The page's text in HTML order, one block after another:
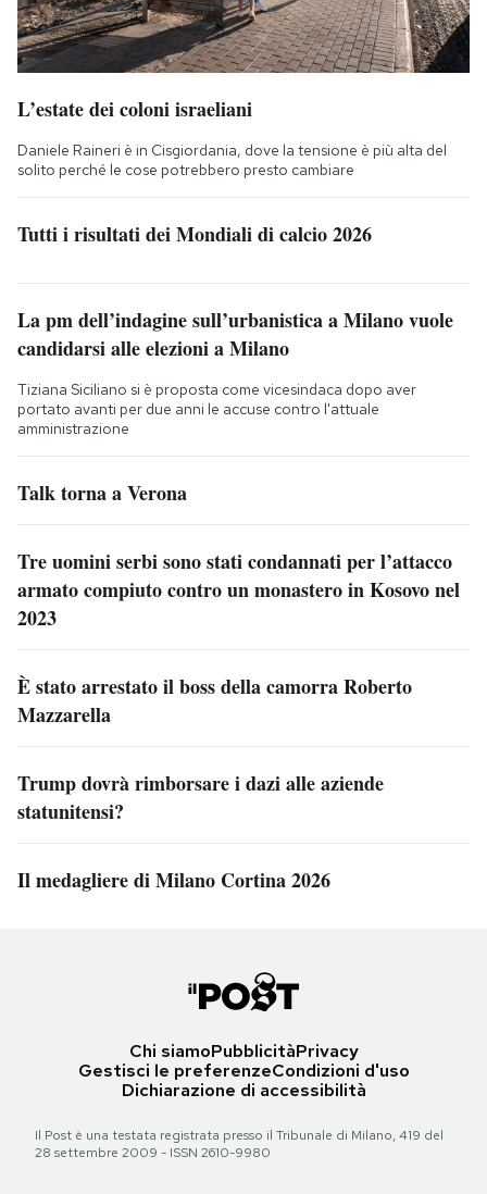
L’estate dei coloni israeliani
Daniele Raineri è in Cisgiordania, dove la tensione è più alta del
solito perché le cose potrebbero presto cambiare
Tutti i risultati dei Mondiali di calcio 2026
La pm dell’indagine sull’urbanistica a Milano vuole
candidarsi alle elezioni a Milano
Tiziana Siciliano si è proposta come vicesindaca dopo aver
portato avanti per due anni le accuse contro l'attuale
amministrazione
Talk torna a Verona
Tre uomini serbi sono stati condannati per l’attacco
armato compiuto contro un monastero in Kosovo nel
2023
È stato arrestato il boss della camorra Roberto
Mazzarella
Trump dovrà rimborsare i dazi alle aziende
statunitensi?
Il medagliere di Milano Cortina 2026
Chi siamoPubblicitàPrivacy
Gestisci le preferenzeCondizioni d'uso
Dichiarazione di accessibilità
Il Post è una testata registrata presso il Tribunale di Milano, 419 del
28 settembre 2009 - ISSN 2610-9980